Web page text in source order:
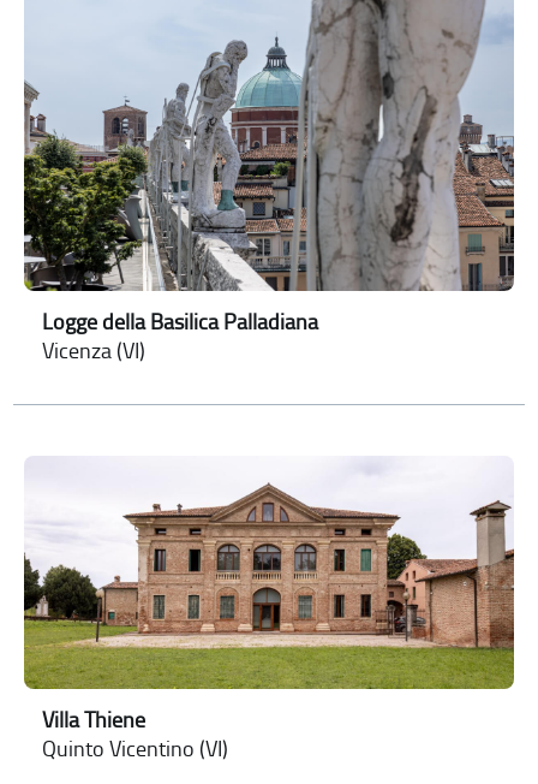
Logge della Basilica Palladiana
Vicenza (VI)
Villa Thiene
Quinto Vicentino (VI)